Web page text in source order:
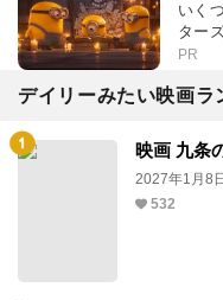
いく
ター
PR
デイリーみたい映画ラ
映画 九条
2027年1月8
532